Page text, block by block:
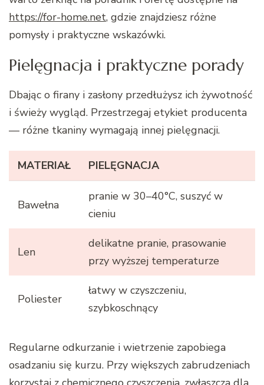
https://for-home.net, gdzie znajdziesz różne
pomysły i praktyczne wskazówki.
Pielęgnacja i praktyczne porady
Dbając o firany i zasłony przedłużysz ich żywotność
i świeży wygląd. Przestrzegaj etykiet producenta
— różne tkaniny wymagają innej pielęgnacji.
MATERIAŁ PIELĘGNACJA
Bawełna
pranie w 30–40°C, suszyć w
cieniu
Len
delikatne pranie, prasowanie
przy wyższej temperaturze
Poliester
łatwy w czyszczeniu,
szybkoschnący
Regularne odkurzanie i wietrzenie zapobiega
osadzaniu się kurzu. Przy większych zabrudzeniach